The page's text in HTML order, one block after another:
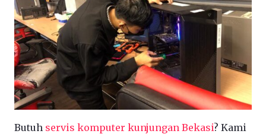
Butuh servis komputer kunjungan Bekasi? Kami